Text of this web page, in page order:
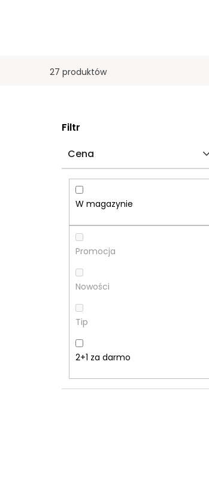
27 produktów
Y
Filtr
Cena
W magazynie
Promocja
Nowości
Tip
2+1 za darmo